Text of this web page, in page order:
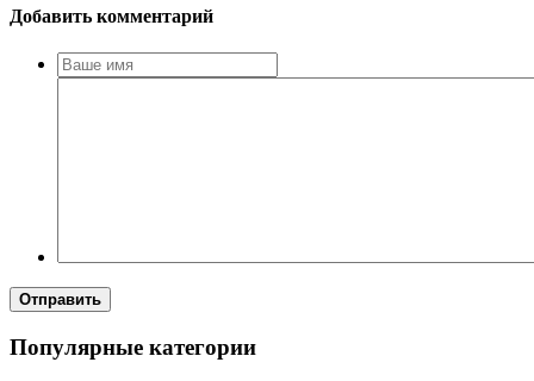
Добавить комментарий
Отправить
Популярные категории